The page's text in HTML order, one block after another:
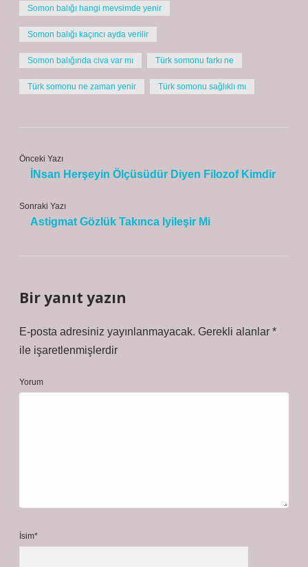
Somon balığı hangi mevsimde yenir
Somon balığı kaçıncı ayda verilir
Somon balığında civa var mı Türk somonu farkı ne
Türk somonu ne zaman yenir Türk somonu sağlıklı mı
Önceki Yazı
İNsan Herşeyin Ölçüsüdür Diyen Filozof Kimdir
Sonraki Yazı
Astigmat Gözlük Takınca Iyileşir Mi
Bir yanıt yazın
E-posta adresiniz yayınlanmayacak. Gerekli alanlar *
ile işaretlenmişlerdir
Yorum
İsim*